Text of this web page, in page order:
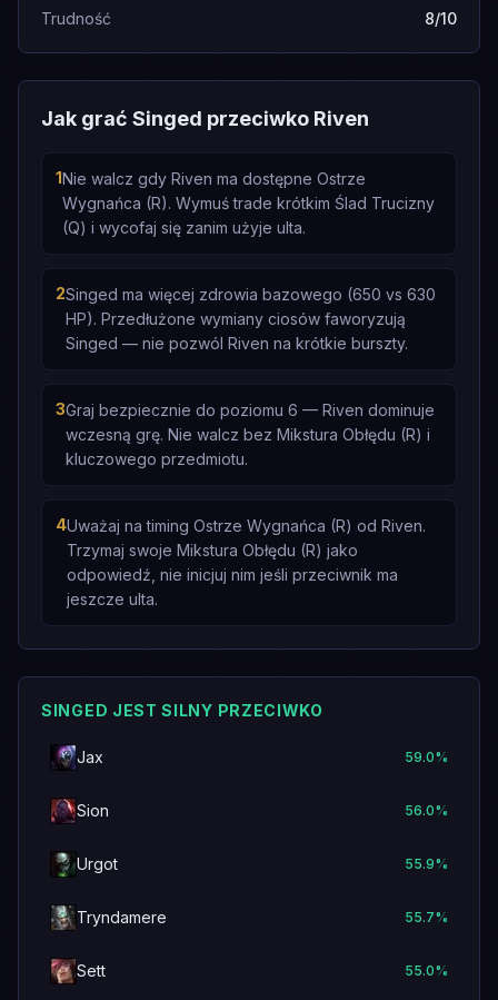
Trudność
8/10
Jak grać Singed przeciwko Riven
1Nie walcz gdy Riven ma dostępne Ostrze
Wygnańca (R). Wymuś trade krótkim Ślad Trucizny
(Q) i wycofaj się zanim użyje ulta.
2Singed ma więcej zdrowia bazowego (650 vs 630
HP). Przedłużone wymiany ciosów faworyzują
Singed — nie pozwól Riven na krótkie burszty.
3Graj bezpiecznie do poziomu 6 — Riven dominuje
wczesną grę. Nie walcz bez Mikstura Obłędu (R) i
kluczowego przedmiotu.
4Uważaj na timing Ostrze Wygnańca (R) od Riven.
Trzymaj swoje Mikstura Obłędu (R) jako
odpowiedź, nie inicjuj nim jeśli przeciwnik ma
jeszcze ulta.
SINGED JEST SILNY PRZECIWKO
Jax 59.0%
Sion 56.0%
Urgot 55.9%
Tryndamere 55.7%
Sett 55.0%